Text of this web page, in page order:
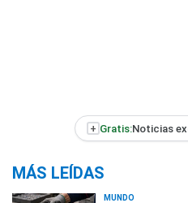
+ Gratis:Noticias
MÁS LEÍDAS
MUNDO